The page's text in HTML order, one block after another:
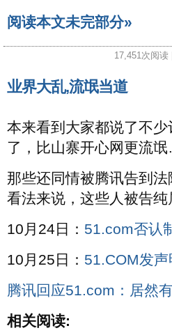
阅读本文未完部分»
17,451次阅
业界大乱,流氓当道
本来看到大家都说了不
了，比山寨开心网更流
那些还同情被腾讯告到
看法来说，这些人被告纯
10月24日： 51.com否认
10月25日： 51.COM发
腾讯回应51.com：居然
相关阅读: